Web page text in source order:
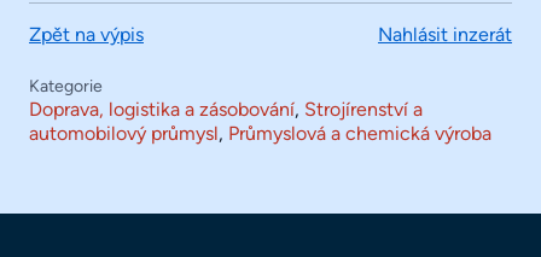
Zpět na výpis Nahlásit inzerát
Kategorie
Doprava, logistika a zásobování, Strojírenství a
automobilový průmysl, Průmyslová a chemická výroba